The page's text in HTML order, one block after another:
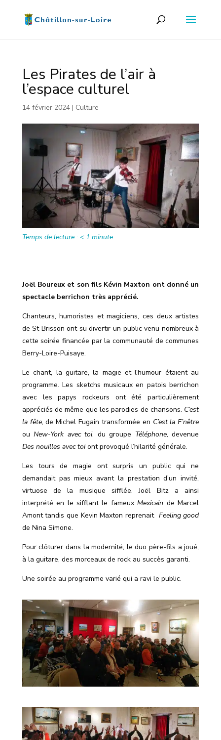
Les Pirates de l’air à
l’espace culturel
14 février 2024| Culture
Temps de lecture : < 1 minute
Joël Boureux et son fils Kévin Maxton ont donné un
spectacle berrichon très apprécié.
Chanteurs, humoristes et magiciens, ces deux artistes
de St Brisson ont su divertir un public venu nombreux à
cette soirée financée par la communauté de communes
Berry-Loire-Puisaye.
Le chant, la guitare, la magie et l’humour étaient au
programme. Les sketchs musicaux en patois berrichon
avec les papys rockeurs ont été particulièrement
appréciés de même que les parodies de chansons. C’est
la fête, de Michel Fugain transformée en C’est la F’nêtre
ouNew-York avec toi, du groupe Téléphone, devenue
Des nouilles avec toiont provoqué l’hilarité générale.
Les tours de magie ont surpris un public qui ne
demandait pas mieux avant la prestation d’un invité,
virtuose de la musique sifflée. Joël Bitz a ainsi
interprété en le sifflant le fameuxMexicain de Marcel
Amont tandis que Kevin Maxton reprenait Feeling good
de Nina Simone.
Pour clôturer dans la modernité, le duo père-fils a joué,
à la guitare, des morceaux de rock au succès garanti.
Une soirée au programme varié qui a ravi le public.